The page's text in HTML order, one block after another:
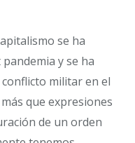
se ha
y se ha
militar en el
que expresiones
de un orden